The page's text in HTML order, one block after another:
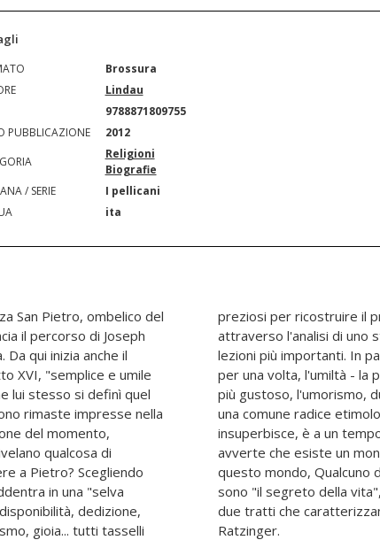
Brossura
Lindau
9788871809755
PUBBLICAZIONE
2012
Religioni
Biografie
/ SERIE
I pellicani
ita
San Pietro, ombelico del
il percorso di Joseph
qui inizia anche il
XVI, "semplice e umile
lui stesso si definì quel
rimaste impresse nella
del momento,
qualcosa di
a Pietro? Scegliendo
in una "selva
dedizione,
gioia... tutti tasselli
pontefice-professore
risiede una delle sue
della scena ci sono,
virtù - e il suo frutto
in humus, terra,
è "terra terra", chi non
umorismo, perché
proprio io e, oltre
Umiltà e umorismo
un cattolico, e sono
grado l'uomo Joseph
Ratzinger.